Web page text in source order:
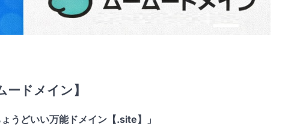
ドメイン】
うどいい万能ドメイン【.site】」